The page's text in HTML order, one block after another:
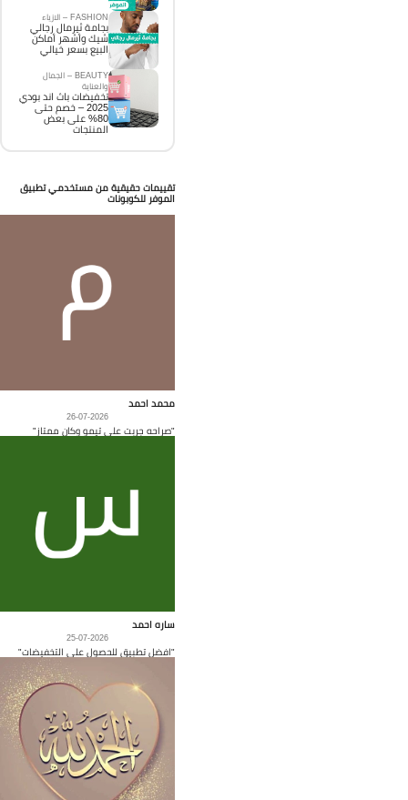
FASHION – الازياء
بجامة ثيرمال رجالي
شيك وأشهر أماكن
البيع بسعر خيالي
BEAUTY – الجمال
والعناية
تخفيضات باث اند بودي
2025 – خصم حتى
80% على بعض
المنتجات
تقييمات حقيقية من مستخدمي تطبيق
الموفر للكوبونات
محمد احمد
26-07-2026
"صراحه جربت على تيمو وكان ممتاز"
ساره احمد
25-07-2026
"افضل تطبيق للحصول على التخفيضات"